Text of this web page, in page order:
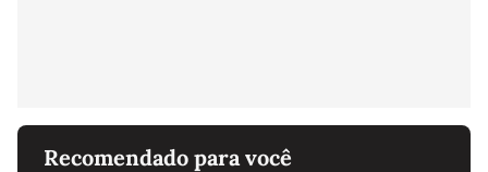
Recomendado para você